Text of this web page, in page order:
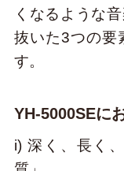
くなるような
抜いた3つの要
す。
YH-5000SEに
i) 深く、長く